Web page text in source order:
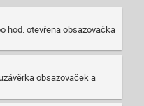
hod. otevřena obsazovačka
obsazovaček a